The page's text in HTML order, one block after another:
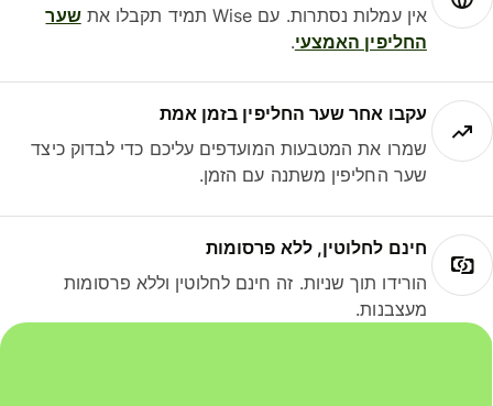
אין עמלות נסתרות. עם Wise תמיד תקבלו את
שער
החליפין האמצעי.
עקבו אחר שער החליפין בזמן אמת
שמרו את המטבעות המועדפים עליכם כדי לבדוק כיצד
שער החליפין משתנה עם הזמן.
חינם לחלוטין, ללא פרסומות
הורידו תוך שניות. זה חינם לחלוטין וללא פרסומות
מעצבנות.